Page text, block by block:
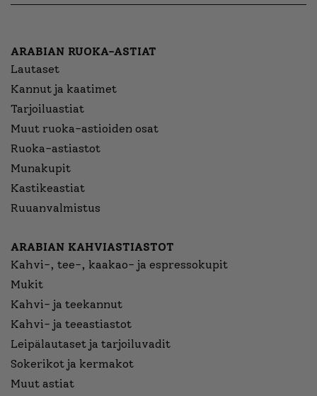
ARABIAN RUOKA-ASTIAT
Lautaset
Kannut ja kaatimet
Tarjoiluastiat
Muut ruoka-astioiden osat
Ruoka-astiastot
Munakupit
Kastikeastiat
Ruuanvalmistus
ARABIAN KAHVIASTIASTOT
Kahvi-, tee-, kaakao- ja espressokupit
Mukit
Kahvi- ja teekannut
Kahvi- ja teeastiastot
Leipälautaset ja tarjoiluvadit
Sokerikot ja kermakot
Muut astiat